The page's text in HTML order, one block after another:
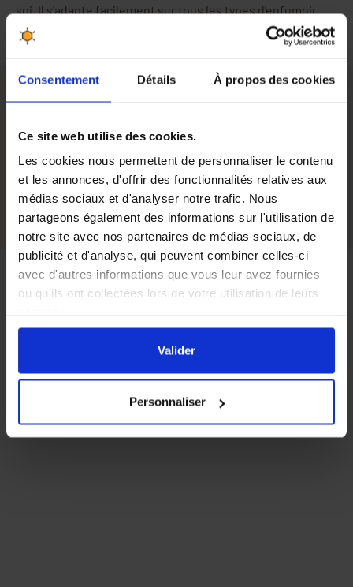
Consentement Détails À propos des cookies
Ce site web utilise des cookies.
Les cookies nous permettent de personnaliser le contenu
et les annonces, d'offrir des fonctionnalités relatives aux
médias sociaux et d'analyser notre trafic. Nous
partageons également des informations sur l'utilisation de
notre site avec nos partenaires de médias sociaux, de
publicité et d'analyse, qui peuvent combiner celles-ci
avec d'autres informations que vous leur avez fournies
ou qu'ils ont collectées lors de votre utilisation de leurs
En cliquant sur le boutonValidervous acceptez
l'ensemble des cookies de notre site ainsi que ceux de
nos partenaires. Vous pouvez également choisir les
Valider
Personnaliser
soi. Il s'adapte facilement sur tous les types d'enfumoir.
afin de pouvoir le glisser dans leporte lève-cadres
libérer ses mains tout en gardant ses outils à côté de
soi. Il s'adapte facilement sur tous les types d'enfumoir.